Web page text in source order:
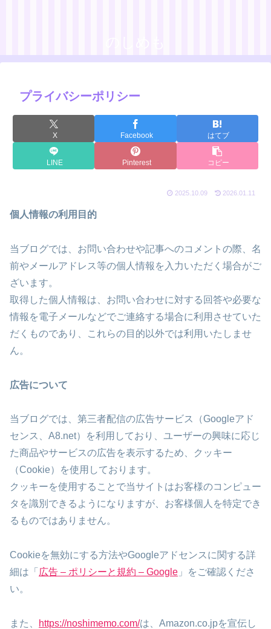
プライバシーポリシー
X Facebook はてブ
LINE Pinterest コピー
2025.10.09 2026.01.11
個人情報の利用目的
当ブログでは、お問い合わせや記事へのコメントの際、名
前やメールアドレス等の個人情報を入力いただく場合がご
ざいます。
取得した個人情報は、お問い合わせに対する回答や必要な
情報を電子メールなどでご連絡する場合に利用させていた
だくものであり、これらの目的以外では利用いたしませ
ん。
広告について
当ブログでは、第三者配信の広告サービス（Googleアド
センス、A8.net）を利用しており、ユーザーの興味に応じ
た商品やサービスの広告を表示するため、クッキー
（Cookie）を使用しております。
クッキーを使用することで当サイトはお客様のコンピュー
タを識別できるようになりますが、お客様個人を特定でき
るものではありません。
Cookieを無効にする方法やGoogleアドセンスに関する詳
細は「 広告 – ポリシーと規約 – Google 」をご確認くださ
い。
また、 https://noshimemo.com/は、Amazon.co.jpを宣伝し